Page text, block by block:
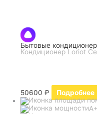
Бытовые
Кондиционер Loriot
50600₽
Подробнее